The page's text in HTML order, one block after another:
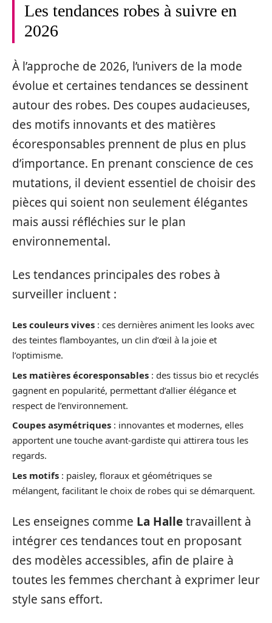
Les tendances robes à suivre en
2026
À l’approche de 2026, l’univers de la mode
évolue et certaines tendances se dessinent
autour des robes. Des coupes audacieuses,
des motifs innovants et des matières
écoresponsables prennent de plus en plus
d’importance. En prenant conscience de ces
mutations, il devient essentiel de choisir des
pièces qui soient non seulement élégantes
mais aussi réfléchies sur le plan
environnemental.
Les tendances principales des robes à
surveiller incluent :
Les couleurs vives : ces dernières animent les looks avec
des teintes flamboyantes, un clin d’œil à la joie et
l’optimisme.
Les matières écoresponsables : des tissus bio et recyclés
gagnent en popularité, permettant d’allier élégance et
respect de l’environnement.
Coupes asymétriques : innovantes et modernes, elles
apportent une touche avant-gardiste qui attirera tous les
regards.
Les motifs : paisley, floraux et géométriques se
mélangent, facilitant le choix de robes qui se démarquent.
Les enseignes comme La Halletravaillent à
intégrer ces tendances tout en proposant
des modèles accessibles, afin de plaire à
toutes les femmes cherchant à exprimer leur
style sans effort.